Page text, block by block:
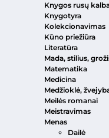
Knygos rusų
Knygotyra
Kolekcionavimas
Kūno priežiūra
Literatūra
Mada, stilius,
Matematika
Medicina
Medžioklė,
Meilės romanai
Meistravimas
Menas
Dailė